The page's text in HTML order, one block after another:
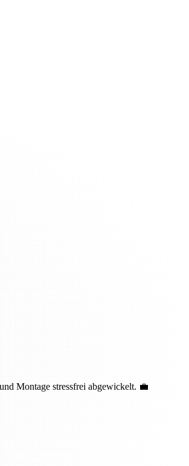
Montage stressfrei abgewickelt. 💼